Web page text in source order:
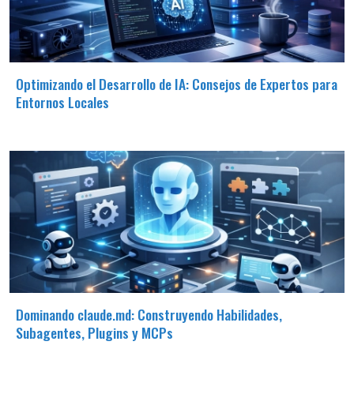
Optimizando el Desarrollo de IA: Consejos de Expertos para
Entornos Locales
Dominando claude.md: Construyendo Habilidades,
Subagentes, Plugins y MCPs